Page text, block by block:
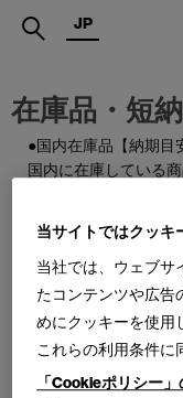
.
SERVICES
PROJECTS
MAGAZINE
SUPPORT
SHOPS
JP
在庫品・短
●国内在庫品【納期目
国内に在庫している
●国内製作品【納期目
ご注文をいただいて
●特別在庫品【納期目
通常はお届けまで約
定で国内在庫として
くなり次第終了とな
当サイトではクッキ
当社では、ウェブサ
たコンテンツや広告
めにクッキーを使用
これらの利用条件に
「Cookieポリシー